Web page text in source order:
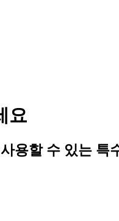
요
용할 수 있는 특